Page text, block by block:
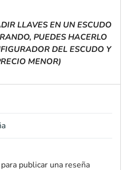
LLAVES EN UN ESCUDO
PUEDES HACERLO
DEL ESCUDO Y
MENOR)
publicar una reseña